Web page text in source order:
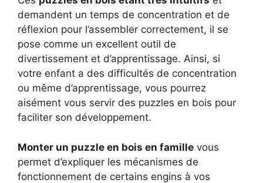
demandent un temps de concentration et de
réflexion pour l’assembler correctement, il se
pose comme un excellent outil de
divertissement et d’apprentissage. Ainsi, si
votre enfant a des difficultés de concentration
ou même d’apprentissage, vous pourrez
aisément vous servir des puzzles en bois pour
faciliter son développement.
Monter un puzzle en bois en famille vous
permet d’expliquer les mécanismes de
fonctionnement de certains engins à vos